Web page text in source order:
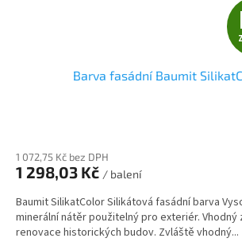
Barva fasádní Baumit
1 072,75 Kč bez DPH
1 298,03 Kč / balení
Baumit SilikatColor Silikátová fasádní barva
minerální nátěr použitelný pro exteriér. Vhodný
renovace historických budov. Zvláště vhodný...